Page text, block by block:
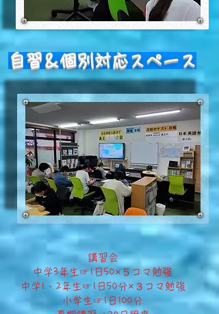
​自習＆個別対応スペース
​講習会
​中学3年生☞1日50×５コマ勉強
中学1・2年生☞1日50分×３コマ勉強
小学生☞1日100分